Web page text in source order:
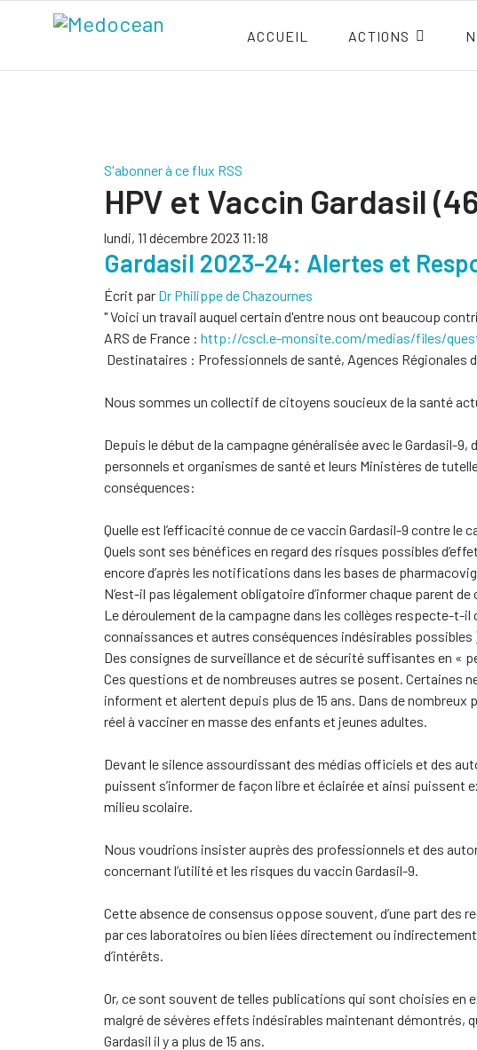
ACCUEIL ACTIONS
S'abonner à ce flux RSS
HPV et Vaccin Gardasil
lundi, 11 décembre 2023 11:18
Gardasil 2023-24: Alertes et
Écrit par Dr Philippe de Chazournes
" Voici un travail auquel certain d'entre nous ont beaucoup
ARS de France : http://cscl.e-monsite.com/medias/files/
Destinataires : Professionnels de santé, Agences Régionales
Nous sommes un collectif de citoyens soucieux de la santé
Depuis le début de la campagne généralisée avec le Gardasil-
personnels et organismes de santé et leurs Ministères de
conséquences:
Quelle est l’efficacité connue de ce vaccin Gardasil-9 contre le
Quels sont ses bénéfices en regard des risques possibles
encore d’après les notifications dans les bases de
N’est-il pas légalement obligatoire d’informer chaque parent de
Le déroulement de la campagne dans les collèges respecte-
connaissances et autres conséquences indésirables possibles
Des consignes de surveillance et de sécurité suffisantes en «
Ces questions et de nombreuses autres se posent. Certaines
informent et alertent depuis plus de 15 ans. Dans de
réel à vacciner en masse des enfants et jeunes adultes.
Devant le silence assourdissant des médias officiels et des
puissent s’informer de façon libre et éclairée et ainsi puissent
milieu scolaire.
Nous voudrions insister auprès des professionnels et des
concernant l’utilité et les risques du vaccin Gardasil-9.
Cette absence de consensus oppose souvent, d’une part des
par ces laboratoires ou bien liées directement ou
d’intérêts.
Or, ce sont souvent de telles publications qui sont choisies
malgré de sévères effets indésirables maintenant démontrés,
Gardasil il y a plus de 15 ans.